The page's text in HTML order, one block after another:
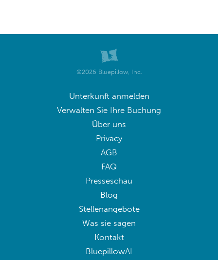
©2026 Bluepillow, Inc.
Unterkunft anmelden
Verwalten Sie Ihre Buchung
Über uns
Privacy
AGB
FAQ
Presseschau
Blog
Stellenangebote
Was sie sagen
Kontakt
BluepillowAI